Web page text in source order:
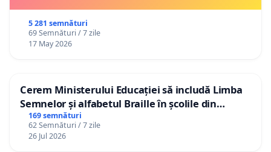
5 281 semnături
69 Semnături / 7 zile
17 May 2026
Cerem Ministerului Educației să includă Limba
Semnelor și alfabetul Braille în școlile din
Republica Moldova!
169 semnături
62 Semnături / 7 zile
26 Jul 2026